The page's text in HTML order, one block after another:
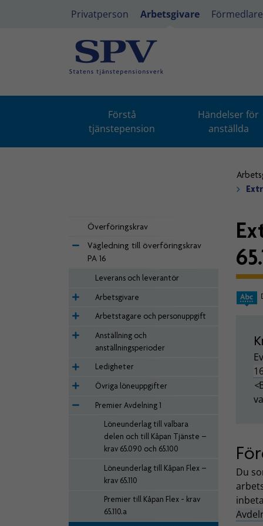
Privatperson Arbetsgivare Förmedlare
Förstå
tjänstepension
Händelser för
anställda
Överföringskrav
Vägledning till överföringskrav
PA 16
Leverans och leverantör
Arbetsgivare
Arbetstagare och personuppgift
Anställning och
anställningsperioder
Ledigheter
Övriga löneuppgifter
Premier Avdelning 1
Löneunderlag till valbara
delen och till Kåpan Tjänste –
krav 65.090 och 65.100
Löneunderlag till Kåpan Flex –
krav 65.110
Premier till Kåpan Flex - krav
65.110.a
<
Du